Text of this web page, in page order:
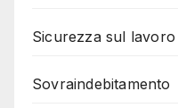
Sicurezza sul lavoro
Sovraindebitamento